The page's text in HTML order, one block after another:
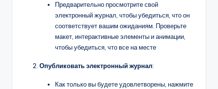
Предварительно просмотрите свой
электронный журнал, чтобы убедиться, что он
соответствует вашим ожиданиям. Проверьте
макет, интерактивные элементы и анимации,
чтобы убедиться, что все на месте
Опубликовать электронный журнал:
Как только вы будете удовлетворены, нажмите